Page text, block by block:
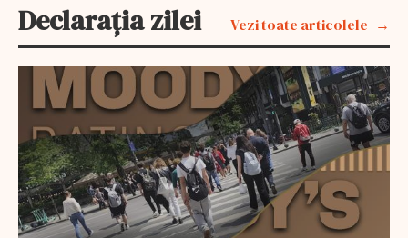
Declarația zilei Vezi toate articolele